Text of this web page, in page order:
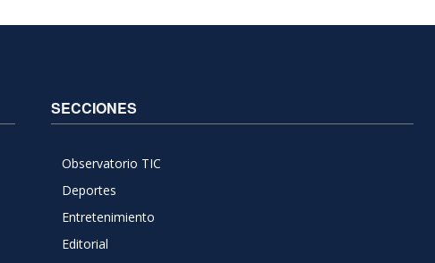
SECCIONES
Observatorio TIC
Deportes
Entretenimiento
Editorial